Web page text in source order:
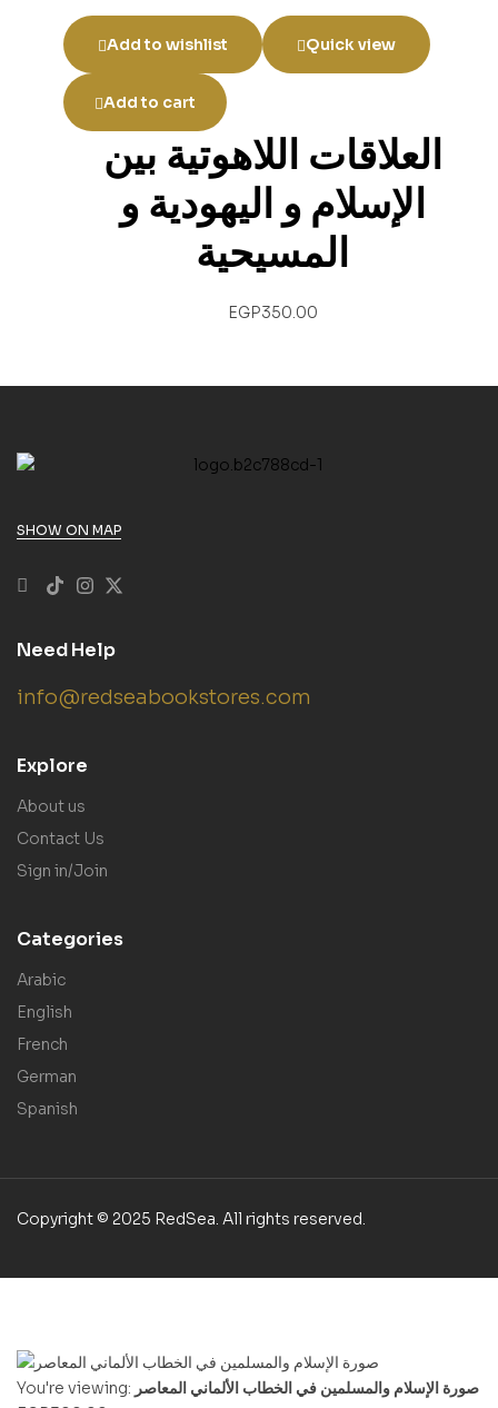
Add to wishlist Quick view
Add to cart
العلاقات اللاهوتية بين
الإسلام و اليهودية و
المسيحية
EGP350.00
SHOW ON MAP
Need Help
info@redseabookstores.com
Explore
About us
Contact Us
Sign in/Join
Categories
Arabic
English
French
German
Spanish
Copyright © 2025 RedSea. All rights reserved.
You're viewing: صورة الإسلام والمسلمين في الخطاب الألماني المعاصر